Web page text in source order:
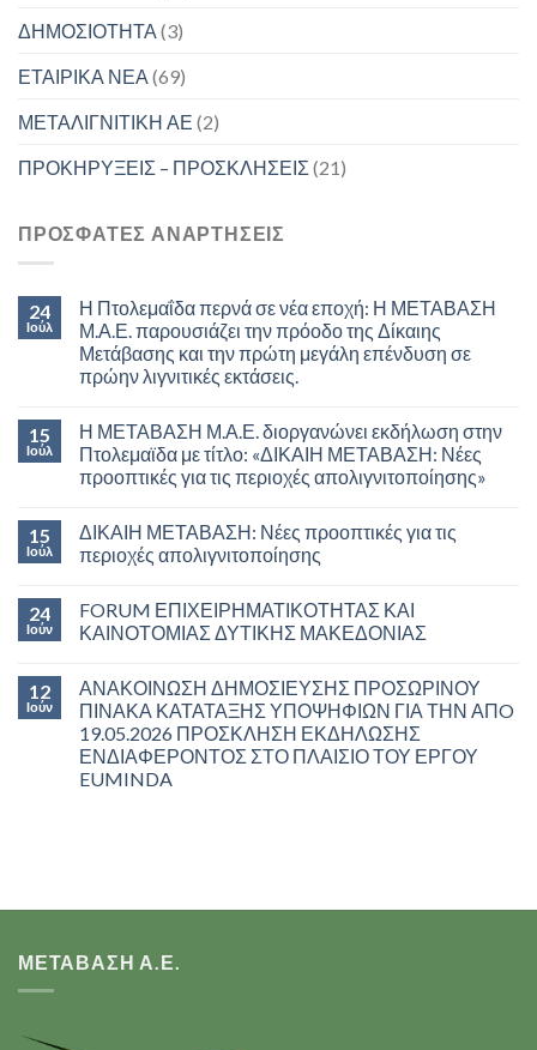
ΔΗΜΟΣΙΟΤΗΤΑ (3)
ΕΤΑΙΡΙΚΑ ΝΕΑ (69)
ΜΕΤΑΛΙΓΝΙΤΙΚΗ ΑΕ (2)
ΠΡΟΚΗΡΥΞΕΙΣ – ΠΡΟΣΚΛΗΣΕΙΣ (21)
ΠΡΟΣΦΑΤΕΣ ΑΝΑΡΤΗΣΕΙΣ
24
Ιούλ
Η Πτολεμαΐδα περνά σε νέα εποχή: Η ΜΕΤΑΒΑΣΗ
Μ.Α.Ε. παρουσιάζει την πρόοδο της Δίκαιης
Μετάβασης και την πρώτη μεγάλη επένδυση σε
πρώην λιγνιτικές εκτάσεις.
15
Ιούλ
Η ΜΕΤΑΒΑΣΗ Μ.Α.Ε. διοργανώνει εκδήλωση στην
Πτολεμαϊδα με τίτλο: «ΔΙΚΑΙΗ ΜΕΤΑΒΑΣΗ: Νέες
προοπτικές για τις περιοχές απολιγνιτοποίησης»
15
Ιούλ
ΔΙΚΑΙΗ ΜΕΤΑΒΑΣΗ: Νέες προοπτικές για τις
περιοχές απολιγνιτοποίησης
24
Ιούν
FORUM ΕΠΙΧΕΙΡΗΜΑΤΙΚΟΤΗΤΑΣ ΚΑΙ
ΚΑΙΝΟΤΟΜΙΑΣ ΔΥΤΙΚΗΣ ΜΑΚΕΔΟΝΙΑΣ
12
Ιούν
ΑΝΑΚΟΙΝΩΣΗ ΔΗΜΟΣΙΕΥΣΗΣ ΠΡΟΣΩΡΙΝΟΥ
ΠΙΝΑΚΑ ΚΑΤΑΤΑΞΗΣ ΥΠΟΨΗΦΙΩΝ ΓΙΑ ΤΗΝ ΑΠO
19.05.2026 ΠΡΟΣΚΛΗΣΗ ΕΚΔΗΛΩΣΗΣ
ΕΝΔΙΑΦΕΡΟΝΤΟΣ ΣΤΟ ΠΛΑΙΣΙΟ ΤΟΥ ΕΡΓΟΥ
EUMINDA
ΜΕΤΑΒΑΣΗ Α.Ε.